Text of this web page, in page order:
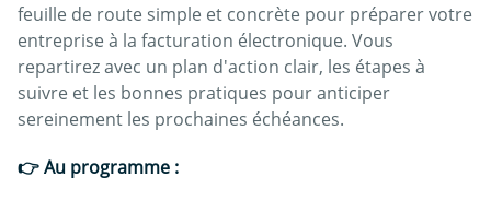
feuille de route simple et concrète pour préparer votre
entreprise à la facturation électronique. Vous
repartirez avec un plan d'action clair, les étapes à
suivre et les bonnes pratiques pour anticiper
sereinement les prochaines échéances.
👉 Au programme :